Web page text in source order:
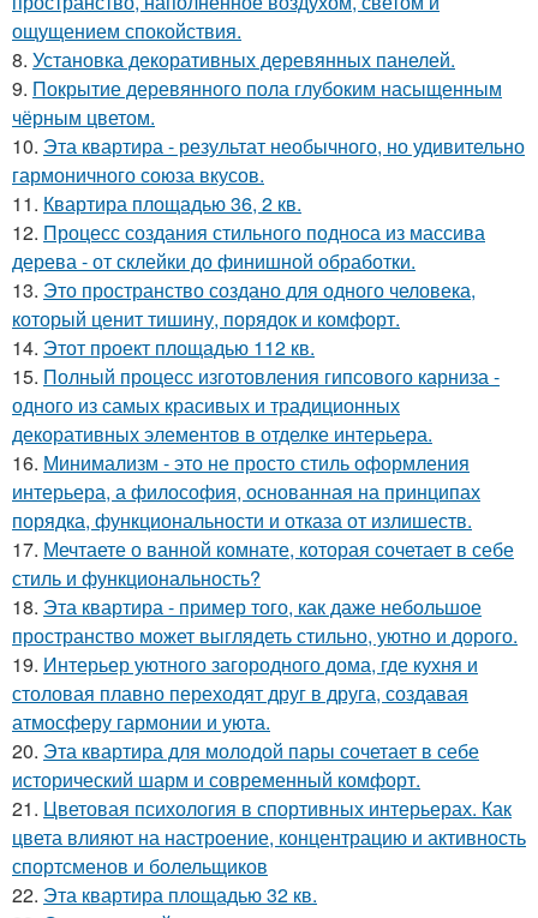
ощущением спокойствия.
8. Установка декоративных деревянных панелей.
9. Покрытие деревянного пола глубоким насыщенным
чёрным цветом.
10. Эта квартира - результат необычного, но удивительно
гармоничного союза вкусов.
11. Квартира площадью 36, 2 кв.
12. Процесс создания стильного подноса из массива
дерева - от склейки до финишной обработки.
13. Это пространство создано для одного человека,
который ценит тишину, порядок и комфорт.
14. Этот проект площадью 112 кв.
15. Полный процесс изготовления гипсового карниза -
одного из самых красивых и традиционных
декоративных элементов в отделке интерьера.
16. Минимализм - это не просто стиль оформления
интерьера, а философия, основанная на принципах
порядка, функциональности и отказа от излишеств.
17. Мечтаете о ванной комнате, которая сочетает в себе
стиль и функциональность?
18. Эта квартира - пример того, как даже небольшое
пространство может выглядеть стильно, уютно и дорого.
19. Интерьер уютного загородного дома, где кухня и
столовая плавно переходят друг в друга, создавая
атмосферу гармонии и уюта.
20. Эта квартира для молодой пары сочетает в себе
исторический шарм и современный комфорт.
21. Цветовая психология в спортивных интерьерах. Как
цвета влияют на настроение, концентрацию и активность
спортсменов и болельщиков
22. Эта квартира площадью 32 кв.